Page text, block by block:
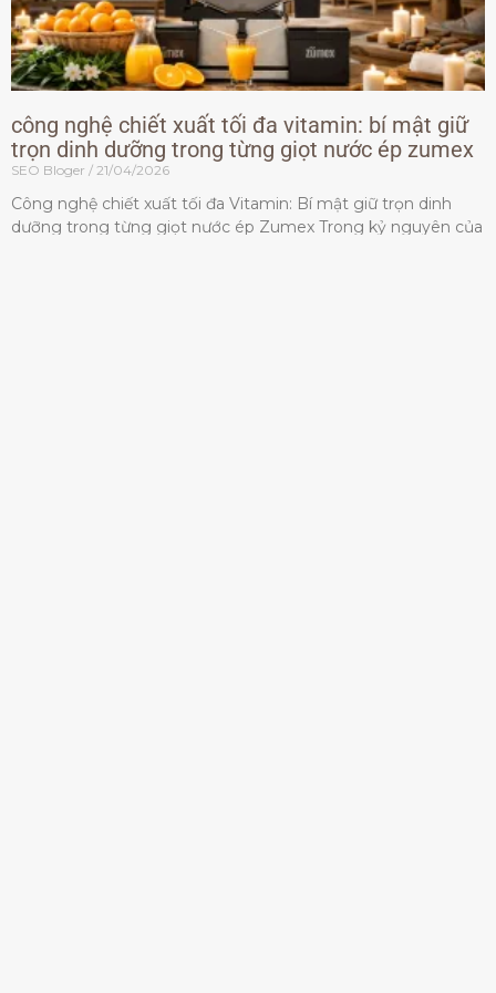
công nghệ chiết xuất tối đa vitamin: bí mật giữ
trọn dinh dưỡng trong từng giọt nước ép zumex
SEO Bloger 21/04/2026
Công nghệ chiết xuất tối đa Vitamin: Bí mật giữ trọn dinh
dưỡng trong từng giọt nước ép Zumex Trong kỷ nguyên của